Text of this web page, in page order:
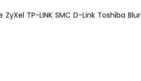
TP-LINK SMC D-Link Toshiba